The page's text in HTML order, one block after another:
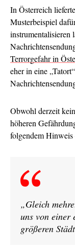
In Österreich
Musterbeispiel
instrumentalisieren
Terrorgefahr in
eher in eine
Obwohl derzeit
höheren
folgendem Hinweis
„Gleich
uns von einer
größeren